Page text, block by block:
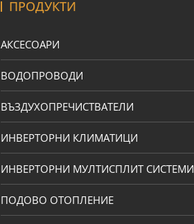
ПРОДУКТИ
АКСЕСОАРИ
ВОДОПРОВОДИ
ВЪЗДУХОПРЕЧИСТВАТЕЛИ
ИНВЕРТОРНИ КЛИМАТИЦИ
ИНВЕРТОРНИ МУЛТИСПЛИТ СИСТЕМИ
ПОДОВО ОТОПЛЕНИЕ